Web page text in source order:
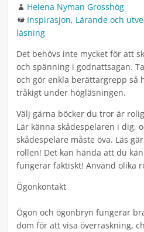
Författare
Helena Nyman Grosshög
Kategorier
Inspirasjon, Lärande och
läsning
Det behövs inte mycket för att
och spänning i godnattsagan.
och gör enkla berättargrepp så
tråkigt under högläsningen.
Välj gärna böcker du tror är
Lär känna skådespelaren i dig,
skådespelare måste öva. Läs
rollen! Det kan hända att du
fungerar faktiskt! Använd olika
Ögonkontakt
Ögon och ögonbryn fungerar
dom för att visa överraskning,